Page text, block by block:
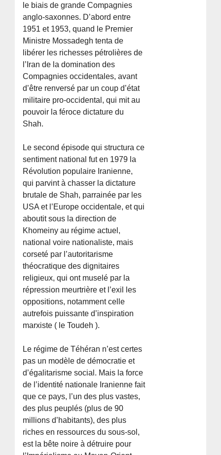
le biais de grande Compagnies
anglo-saxonnes. D’abord entre
1951 et 1953, quand le Premier
Ministre Mossadegh tenta de
libérer les richesses pétrolières de
l’Iran de la domination des
Compagnies occidentales, avant
d’être renversé par un coup d’état
militaire pro-occidental, qui mit au
pouvoir la féroce dictature du
Shah.
Le second épisode qui structura ce
sentiment national fut en 1979 la
Révolution populaire Iranienne,
qui parvint à chasser la dictature
brutale de Shah, parrainée par les
USA et l’Europe occidentale, et qui
aboutit sous la direction de
Khomeiny au régime actuel,
national voire nationaliste, mais
corseté par l’autoritarisme
théocratique des dignitaires
religieux, qui ont muselé par la
répression meurtrière et l’exil les
oppositions, notamment celle
autrefois puissante d’inspiration
marxiste ( le Toudeh ).
Le régime de Téhéran n’est certes
pas un modèle de démocratie et
d’égalitarisme social. Mais la force
de l’identité nationale Iranienne fait
que ce pays, l’un des plus vastes,
des plus peuplés (plus de 90
millions d’habitants), des plus
riches en ressources du sous-sol,
est la bête noire à détruire pour